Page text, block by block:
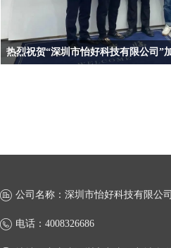
公司名称： 深圳市怡好科技有限公司
电话： 4008326686